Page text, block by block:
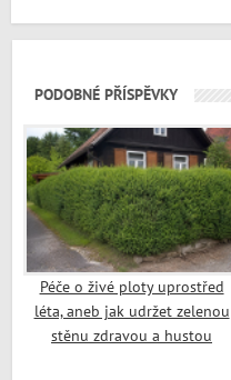
PODOBNÉ PŘÍSPĚVKY
Péče o živé ploty uprostřed
léta, aneb jak udržet zelenou
stěnu zdravou a hustou